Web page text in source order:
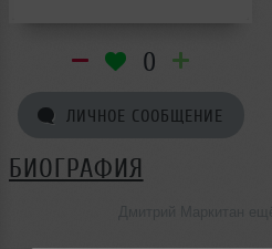
0
ЛИЧНОЕ СООБЩЕНИЕ
БИОГРАФИЯ